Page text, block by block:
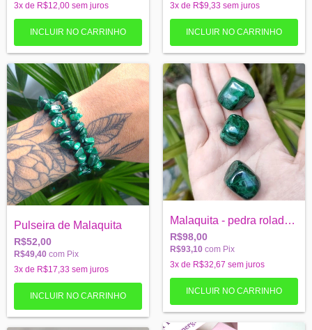
3x de R$12,00 sem juros
3x de R$9,33 sem juros
Pulseira de Malaquita
R$52,00
R$49,40 com Pix
3x de R$17,33 sem juros
Malaquita - pedra rolada - Poder e Saúde
R$98,00
R$93,10 com Pix
3x de R$32,67 sem juros